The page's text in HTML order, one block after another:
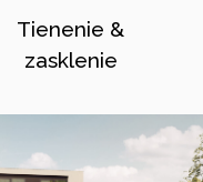
Tienenie &
zasklenie